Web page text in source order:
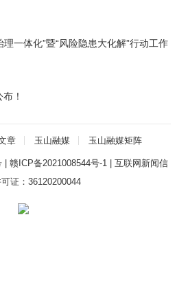
一体化”暨“风险隐患大化解”行动工作
！
章 玉山融媒 玉山融媒矩阵
| 赣ICP备2021008544号-1| 互联网新闻信
证：36120200044